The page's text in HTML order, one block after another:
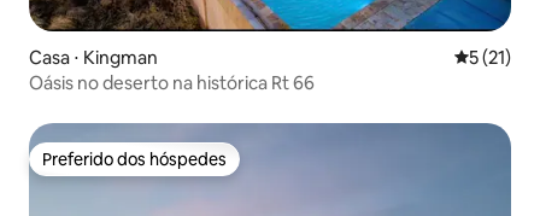
Casa ⋅ Kingman 5 de uma
5 (21)
Oásis no deserto na histórica Rt 66
Preferido dos hóspedes
Preferido dos hóspedes